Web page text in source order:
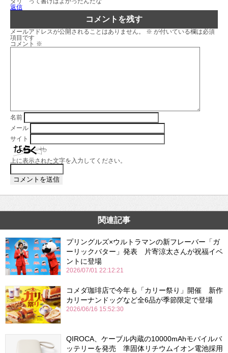
返信
コメントを残す
メールアドレスが公開されることはありません。 ※ が付いている欄は必須
項目です
コメント ※
名前
メール
サイト
上に表示された文字を入力してください。
関連記事
プリングルズ×ウルトラマンの新フレーバー「ガ
ーリックバター」発表 片寄涼太さんが祝福イベ
ントに登場
2026/07/01 22:12:21
コメダ珈琲店で今年も「カリー祭り」開催 新作
カリーナンドッグなど全6品が季節限定で登場
2026/06/16 15:52:30
QIROCA、ケーブル内蔵の10000mAhモバイルバ
ッテリーを発売 準固体リチウムイオン電池採用